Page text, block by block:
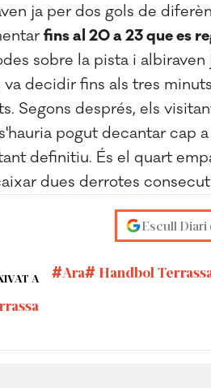
ja per dos gols de
fins al 20 a 23 que es
sobre la pista i
va decidir fins als tres
Segons després, els
pogut decantar cap
definitiu. És el quart
dues derrotes
Escull Diari
A Ara Handbol